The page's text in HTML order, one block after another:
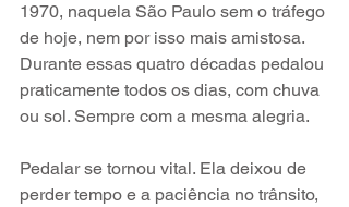
1970, naquela São Paulo sem o tráfego
de hoje, nem por isso mais amistosa.
Durante essas quatro décadas pedalou
praticamente todos os dias, com chuva
ou sol. Sempre com a mesma alegria.
Pedalar se tornou vital. Ela deixou de
perder tempo e a paciência no trânsito,